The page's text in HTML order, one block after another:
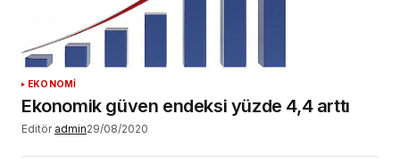
EKONOMİ
Ekonomik güven endeksi yüzde 4,4 arttı
Editör admin29/08/2020